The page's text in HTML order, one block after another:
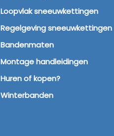
Loopvlak sneeuwkettingen
Regelgeving sneeuwkettingen
Bandenmaten
Montage handleidingen
Huren of kopen?
Winterbanden